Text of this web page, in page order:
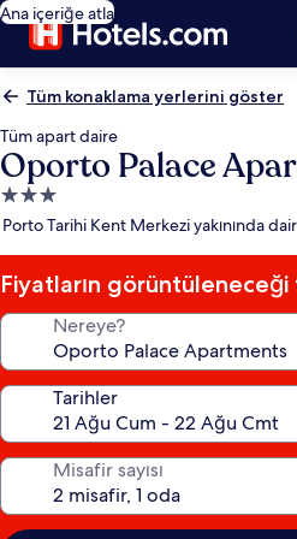
Ana içeriğe atla
Tüm konaklama yerlerini göster
Tüm apart daire
Oporto Palace
3.0
yıldızlı
yeri
Porto Tarihi Kent Merkezi yakınında
Fiyatların görüntüleneceği
Nereye?
Tarihler
Misafir sayısı